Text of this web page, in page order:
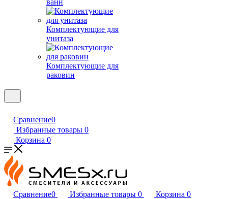
ванн
Комплектующие для
унитаза
Комплектующие для
раковин
Сравнение0
Избранные товары 0
Корзина 0
Сравнение0 Избранные товары 0 Корзина 0